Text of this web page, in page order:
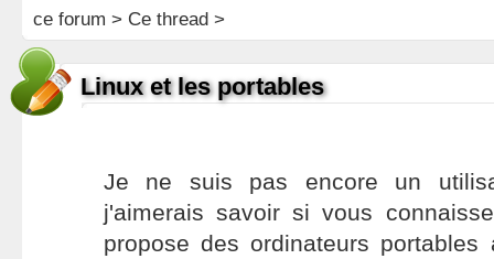
ce forum > Ce thread >
Linux et les portables
Je ne suis pas encore un
j'aimerais savoir si vous
propose des ordinateurs portables